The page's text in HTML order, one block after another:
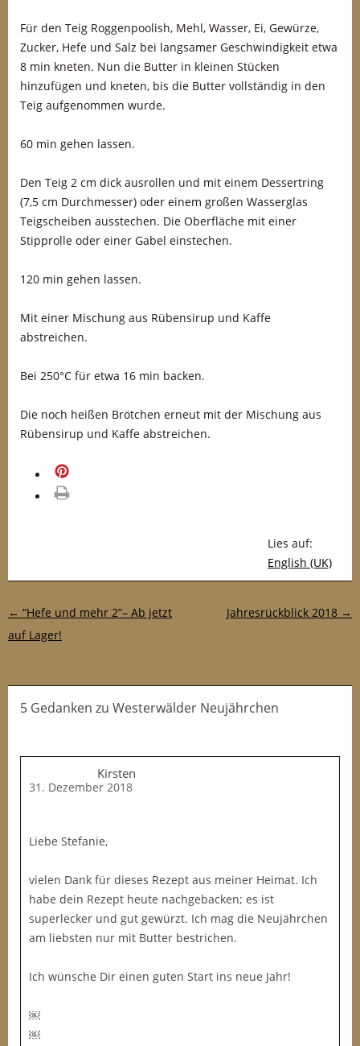
Für den Teig Roggenpoolish, Mehl, Wasser, Ei, Gewürze,
Zucker, Hefe und Salz bei langsamer Geschwindigkeit etwa
8 min kneten. Nun die Butter in kleinen Stücken
hinzufügen und kneten, bis die Butter vollständig in den
Teig aufgenommen wurde.
60 min gehen lassen.
Den Teig 2 cm dick ausrollen und mit einem Dessertring
(7,5 cm Durchmesser) oder einem großen Wasserglas
Teigscheiben ausstechen. Die Oberfläche mit einer
Stipprolle oder einer Gabel einstechen.
120 min gehen lassen.
Mit einer Mischung aus Rübensirup und Kaffe
abstreichen.
Bei 250°C für etwa 16 min backen.
Die noch heißen Brötchen erneut mit der Mischung aus
Rübensirup und Kaffe abstreichen.
Lies auf:
English (UK)
Post-Navigation
← “Hefe und mehr 2”– Ab jetzt
auf Lager!
Jahresrückblick 2018 →
5 Gedanken zu Westerwälder Neujährchen
Kirsten
31. Dezember 2018
Liebe Stefanie,
vielen Dank für dieses Rezept aus meiner Heimat. Ich
habe dein Rezept heute nachgebacken; es ist
superlecker und gut gewürzt. Ich mag die Neujährchen
am liebsten nur mit Butter bestrichen.
Ich wünsche Dir einen guten Start ins neue Jahr!
￼
￼